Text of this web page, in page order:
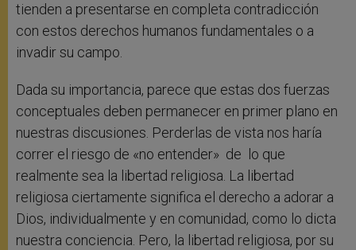
tienden a presentarse en completa contradicción
con estos derechos humanos fundamentales o a
invadir su campo.
Dada su importancia, parece que estas dos fuerzas
conceptuales deben permanecer en primer plano en
nuestras discusiones. Perderlas de vista nos haría
correr el riesgo de «no entender» de lo que
realmente sea la libertad religiosa. La libertad
religiosa ciertamente significa el derecho a adorar a
Dios, individualmente y en comunidad, como lo dicta
nuestra conciencia. Pero, la libertad religiosa, por su